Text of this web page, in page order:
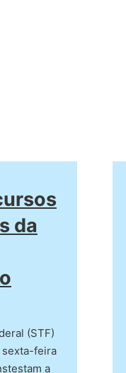
da
(STF)
sexta-feira
a